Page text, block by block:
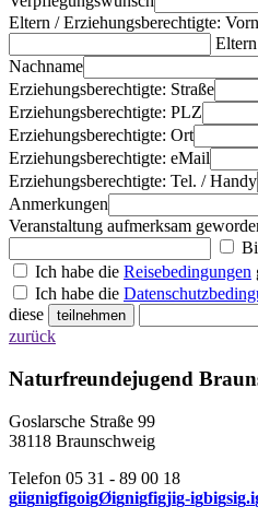
Eltern / Erziehungsberechtigte:
Nachname
Erziehungsberechtigte: Straße
Erziehungsberechtigte: PLZ
Erziehungsberechtigte: Ort
Erziehungsberechtigte: eMail
Erziehungsberechtigte: Tel. / Handy
Anmerkungen
Veranstaltung aufmerksam
Ich habe die Reisebedingungen
Ich habe die
diese
zurück
Naturfreundejugend
Goslarsche Straße 99
38118 Braunschweig
Telefon 05 31 - 89 00 18
giignigfigoigØignigfigjig-igbigsig.i